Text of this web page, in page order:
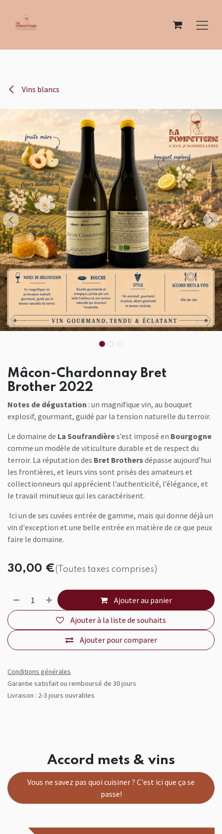
Vins blancs
Mâcon-Chardonnay Bret
Brother 2022
Notes de dégustation : un magnifique vin, au bouquet
explosif, gourmant, guidé par la tension naturelle du terroir.
Le domaine de La Soufrandières’est imposé en Bourgogne
comme un modèle de viticulture durable et de respect du
terroir. La réputation des Bret Brothers dépasse aujourd’hui
les frontières, et leurs vins sont prisés des amateurs et
collectionneurs qui apprécient l’authenticité, l’élégance, et
le travail minutieux qui les caractérisent.
Ici un de ses cuvées entrée de gamme, mais qui donne déjà un
vin d'exception et une belle entrée en matière de ce que peux
faire le domaine.
30,00 €(Toutes taxes comprises)
Ajouter au panier
Ajouter pour comparer
Ajouter à la liste de souhaits
Conditions générales
Garantie satisfait ou remboursé de 30 jours
Livraison : 2-3 jours ouvrables
Accord mets & vins
Vous ne savez pas quoi cuisiner ? C'est ici que ça se
passe!